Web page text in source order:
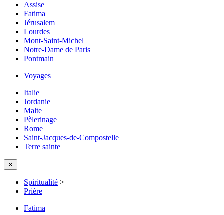
Assise
Fatima
Jérusalem
Lourdes
Mont-Saint-Michel
Notre-Dame de Paris
Pontmain
Voyages
Italie
Jordanie
Malte
Pèlerinage
Rome
Saint-Jacques-de-Compostelle
Terre sainte
✕
Spiritualité >
Prière
Fatima